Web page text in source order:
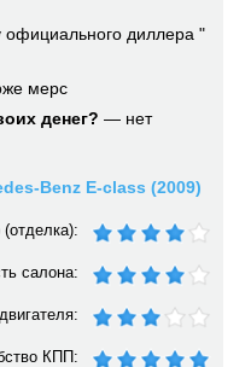
официального диллера "
мерс
денег? — нет
Benz E-class (2009)
(отделка):
салона:
КПП: